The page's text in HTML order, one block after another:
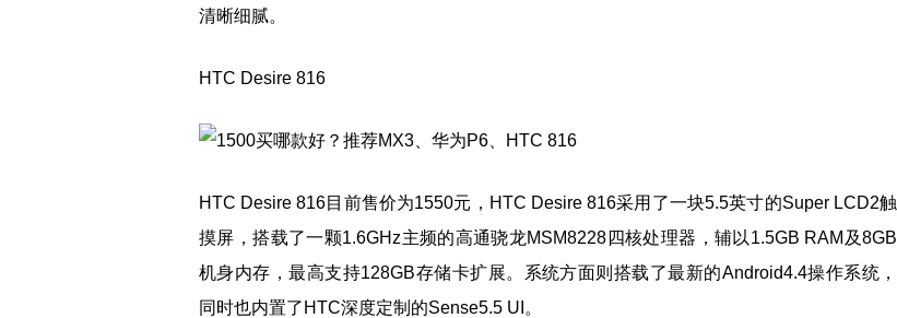
清晰细腻。
HTC Desire 816
HTC Desire 816目前售价为1550元，HTC Desire 816采用了一块5.5英寸的Super LCD2触
摸屏，搭载了一颗1.6GHz主频的高通骁龙MSM8228四核处理器，辅以1.5GB RAM及8GB
机身内存，最高支持128GB存储卡扩展。系统方面则搭载了最新的Android4.4操作系统，
同时也内置了HTC深度定制的Sense5.5 UI。